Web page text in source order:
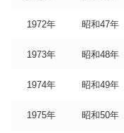
1972年 昭和47年
1973年 昭和48年
1974年 昭和49年
1975年 昭和50年